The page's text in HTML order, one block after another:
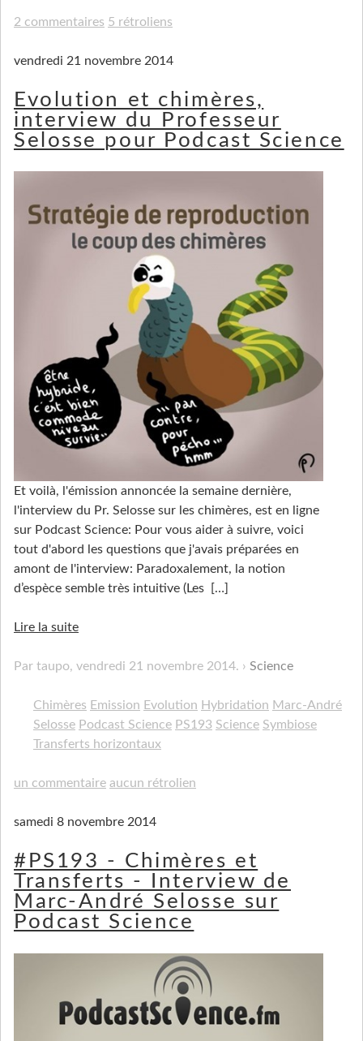
2 commentaires 5 rétroliens
vendredi 21 novembre 2014
Evolution et chimères,
interview du Professeur
Selosse pour Podcast Science
Et voilà, l'émission annoncée la semaine dernière,
l'interview du Pr. Selosse sur les chimères, est en ligne
sur Podcast Science: Pour vous aider à suivre, voici
tout d'abord les questions que j'avais préparées en
amont de l'interview: Paradoxalement, la notion
d’espèce semble très intuitive (Les
[…]
Lire la suite
Par taupo, vendredi 21 novembre 2014. Science
Chimères Emission Evolution Hybridation Marc-André
Selosse Podcast Science PS193 Science Symbiose
Transferts horizontaux
un commentaire aucun rétrolien
samedi 8 novembre 2014
#PS193 - Chimères et
Transferts - Interview de
Marc-André Selosse sur
Podcast Science